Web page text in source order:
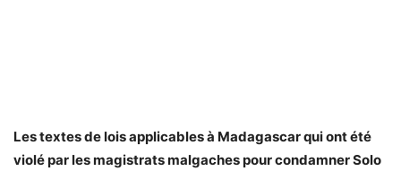
Les textes de lois applicables à Madagascar qui ont été
violé par les magistrats malgaches pour condamner Solo